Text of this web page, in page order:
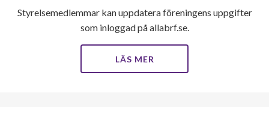
Styrelsemedlemmar kan uppdatera föreningens uppgifter
som inloggad på allabrf.se.
LÄS MER